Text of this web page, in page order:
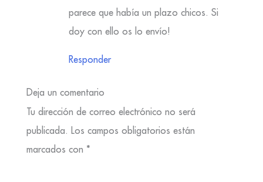
parece que había un plazo chicos. Si
doy con ello os lo envío!
Responder
Deja un comentario
Tu dirección de correo electrónico no será
publicada. Los campos obligatorios están
marcados con *